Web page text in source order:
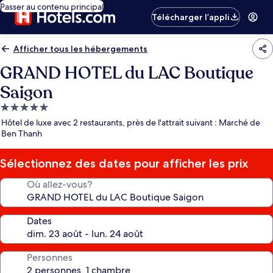
Passer au contenu principal
Télécharger l’appli
Afficher tous les hébergements
GRAND HOTEL du LAC Boutique
Saigon
Hébergement
5.0 étoiles
Hôtel de luxe avec 2 restaurants, près de l'attrait suivant : Marché de
Ben Thanh
Sélectionnez des dates pour afficher les prix
Où allez-vous?
Dates
Personnes